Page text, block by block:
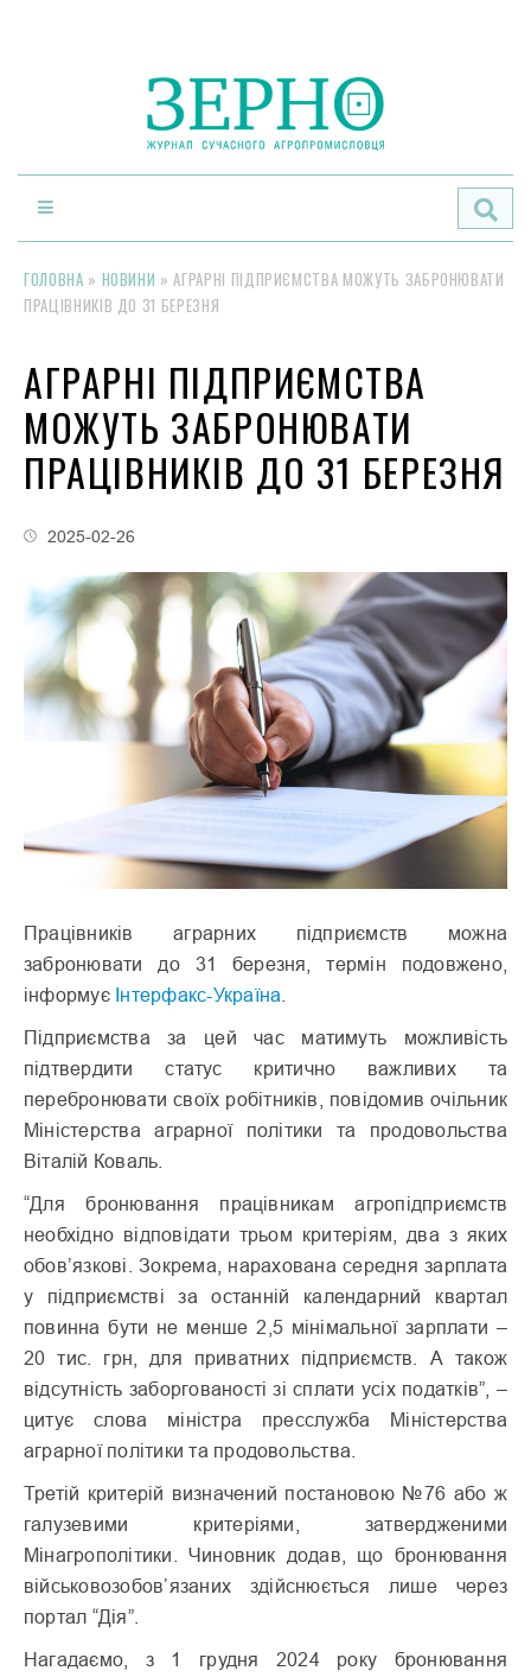
ГОЛОВНА » НОВИНИ »АГРАРНІ ПІДПРИЄМСТВА МОЖУТЬ ЗАБРОНЮВАТИ
ПРАЦІВНИКІВ ДО 31 БЕРЕЗНЯ
АГРАРНІ ПІДПРИЄМСТВА
МОЖУТЬ ЗАБРОНЮВАТИ
ПРАЦІВНИКІВ ДО 31 БЕРЕЗНЯ
2025-02-26
Працівників аграрних підприємств можна
забронювати до 31 березня, термін подовжено,
інформує Інтерфакс-Україна
Підприємства за цей час матимуть можливість
підтвердити статус критично важливих та
перебронювати своїх робітників, повідомив очільник
Міністерства аграрної політики та продовольства
Віталій Коваль.
“Для бронювання працівникам агропідприємств
необхідно відповідати трьом критеріям, два з яких
обов’язкові. Зокрема, нарахована середня зарплата
у підприємстві за останній календарний квартал
повинна бути не менше 2,5 мінімальної зарплати –
20 тис. грн, для приватних підприємств. А також
відсутність заборгованості зі сплати усіх податків”, –
цитує слова міністра пресслужба Міністерства
аграрної політики та продовольства.
Третій критерій визначений постановою №76 або ж
галузевими критеріями, затвердженими
Мінагрополітики. Чиновник додав, що бронювання
військовозобовʼязаних здійснюється лише через
портал “Дія”.
Нагадаємо, з 1 грудня 2024 року бронювання